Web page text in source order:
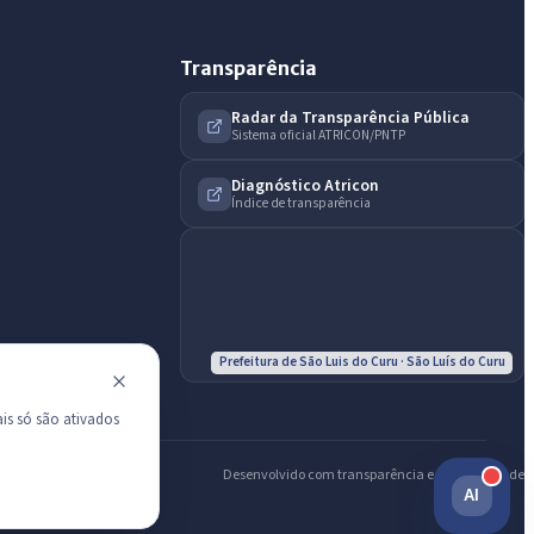
Transparência
Radar da Transparência Pública
Sistema oficial ATRICON/PNTP
Diagnóstico Atricon
Índice de transparência
Prefeitura de São Luis do Curu · São Luís do Curu
Desenvolvido com transparência e acessibilidade
só são ativados
AI